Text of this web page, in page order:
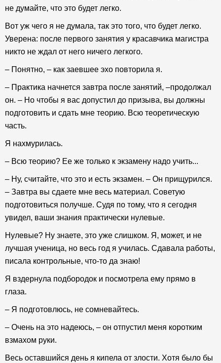
не думайте, что это будет легко.
Вот уж чего я не думала, так это того, что будет легко.
Уверена: после первого занятия у красавчика магистра
никто не ждал от него ничего легкого.
– Понятно, – как заевшее эхо повторила я.
– Практика начнется завтра после занятий, –продолжал
он. – Но чтобы я вас допустил до призыва, вы должны
подготовить и сдать мне теорию. Всю теоретическую
часть.
Я нахмурилась.
– Всю теорию? Ее же только к экзамену надо учить...
– Ну, считайте, что это и есть экзамен. – Он прищурился.
– Завтра вы сдаете мне весь материал. Советую
подготовиться получше. Судя по тому, что я сегодня
увидел, ваши знания практически нулевые.
Нулевые? Ну знаете, это уже слишком. Я, может, и не
лучшая ученица, но весь год я училась. Сдавала работы,
писала контрольные, что-то да знаю!
Я вздернула подбородок и посмотрела ему прямо в
глаза.
– Я подготовлюсь, не сомневайтесь.
– Очень на это надеюсь, – он отпустил меня коротким
взмахом руки.
Весь оставшийся день я кипела от злости. Хотя было бы